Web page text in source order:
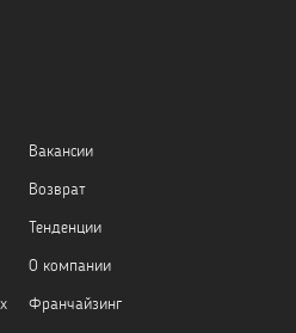
Вакансии
Возврат
Тенденции
О компании
Франчайзинг